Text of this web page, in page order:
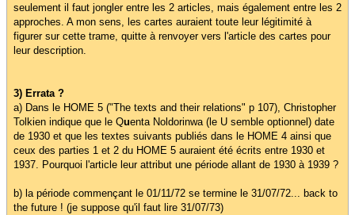
seulement il faut jongler entre les 2 articles, mais également entre les 2
approches. A mon sens, les cartes auraient toute leur légitimité à
figurer sur cette trame, quitte à renvoyer vers l'article des cartes pour
leur description.
3) Errata ?
a) Dans le HOME 5 ("The texts and their relations" p 107), Christopher
Tolkien indique que le Quenta Noldorinwa (le U semble optionnel) date
de 1930 et que les textes suivants publiés dans le HOME 4 ainsi que
ceux des parties 1 et 2 du HOME 5 auraient été écrits entre 1930 et
1937. Pourquoi l'article leur attribut une période allant de 1930 à 1939 ?
b) la période commençant le 01/11/72 se termine le 31/07/72... back to
the future ! (je suppose qu'il faut lire 31/07/73)